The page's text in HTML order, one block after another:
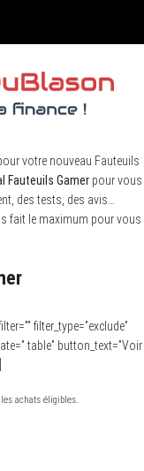
votre nouveau Fauteuils
Fauteuils Gamer pour vous
des tests, des avis…
fait le maximum pour vous
filter_type=”exclude”
table” button_text=”Voir
achats éligibles.